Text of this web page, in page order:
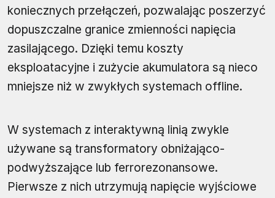
koniecznych przełączeń, pozwalając poszerzyć
dopuszczalne granice zmienności napięcia
zasilającego. Dzięki temu koszty
eksploatacyjne i zużycie akumulatora są nieco
mniejsze niż w zwykłych systemach offline.
W systemach z interaktywną linią zwykle
używane są transformatory obniżająco-
podwyższające lub ferrorezonansowe.
Pierwsze z nich utrzymują napięcie wyjściowe